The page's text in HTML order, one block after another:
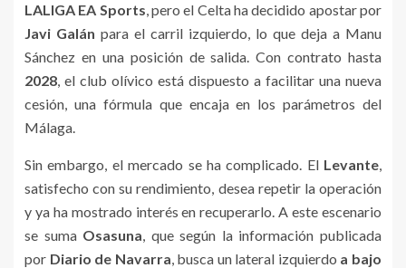
LALIGA EA Sports, pero el Celta ha decidido apostar por
Javi Galán para el carril izquierdo, lo que deja a Manu
Sánchez en una posición de salida. Con contrato hasta
2028, el club olívico está dispuesto a facilitar una nueva
cesión, una fórmula que encaja en los parámetros del
Málaga.
Sin embargo, el mercado se ha complicado. El Levante,
satisfecho con su rendimiento, desea repetir la operación
y ya ha mostrado interés en recuperarlo. A este escenario
se suma Osasuna, que según la información publicada
por Diario de Navarra, busca un lateral izquierdo a bajo